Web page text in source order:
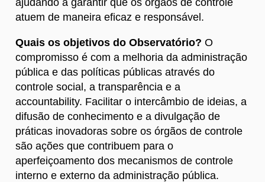
ajudando a garantir que os órgãos de controle
atuem de maneira eficaz e responsável.
Quais os objetivos do Observatório? O
compromisso é com a melhoria da administração
pública e das políticas públicas através do
controle social, a transparência e a
accountability. Facilitar o intercâmbio de ideias, a
difusão de conhecimento e a divulgação de
práticas inovadoras sobre os órgãos de controle
são ações que contribuem para o
aperfeiçoamento dos mecanismos de controle
interno e externo da administração pública.